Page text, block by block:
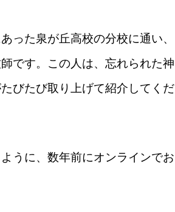
った泉が丘高校の分校に通い、
です。この人は、忘れられた神
びたび取り上げて紹介してくだ
うに、数年前にオンラインでお